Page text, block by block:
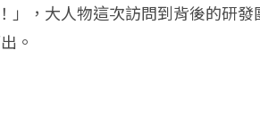
，大人物這次訪問到背後的研
。